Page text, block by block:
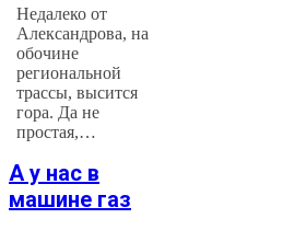
Недалеко от
Александрова, на
обочине
региональной
трассы, высится
гора. Да не
простая,…
А у нас в
машине газ